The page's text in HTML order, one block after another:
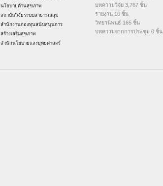
นโยบายด้านสุขภาพ
สถาบันวิจัยระบบสาธารณสุข
สำนักงานกองทุนสนับสนุนการ
สร้างเสริมสุขภาพ
สำนักนโยบายและยุทธศาสตร์
บทความวิจัย 3,767 ชิ้น
รายงาน 10 ชิ้น
วิทยานิพนธ์ 165 ชิ้น
บทความจากการประชุม 0 ชิ้น